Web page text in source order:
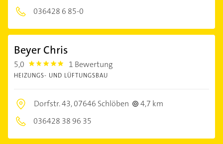
036428 6 85-0
Beyer Chris
5,0 5.0 1 Bewertung
HEIZUNGS- UND LÜFTUNGSBAU
Dorfstr. 43,07646 Schlöben
4,7 km
036428 38 96 35